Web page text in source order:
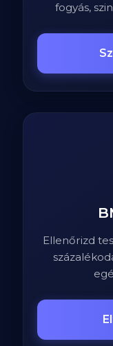
fogyás,
Ellenőrizd